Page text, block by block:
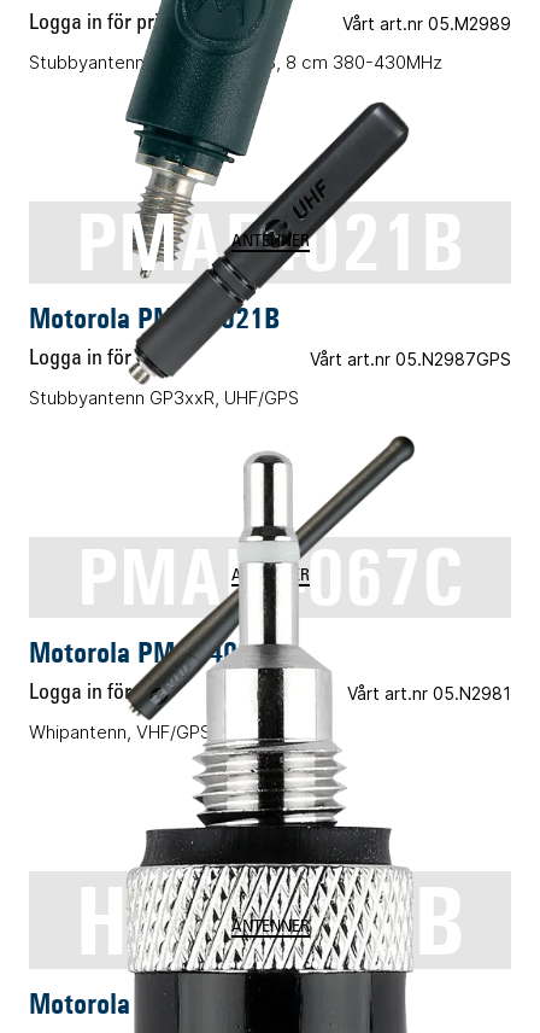
Logga in för pris Vårt art.nr 05.M2989
Stubbyantenn, ATEX UHF/GPS, 8 cm 380-430MHz
PMAE4021B
ANTENNER
Motorola PMAE4021B
Logga in för pris Vårt art.nr 05.N2987GPS
Stubbyantenn GP3xxR, UHF/GPS
PMAD4067C
ANTENNER
Motorola PMAD4067C
Logga in för pris Vårt art.nr 05.N2981
Whipantenn, VHF/GPS
HLN9756B
ANTENNER
Motorola HLN9756B